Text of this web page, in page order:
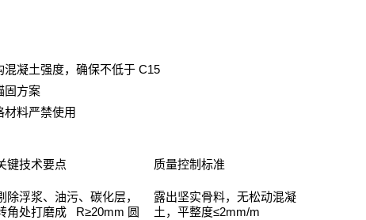
凝土强度，确保不低于 C15
固方案
料严禁使用
键技术要点 质量控制标准
除浮浆、油污、碳化层，
角处打磨成 R≥20mm 圆
露出坚实骨料，无松动混凝
土，平整度≤2mm/m